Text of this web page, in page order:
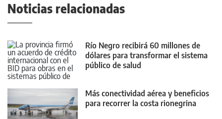
Noticias relacionadas
Río Negro recibirá 60 millones de
dólares para transformar el sistema
público de salud
Más conectividad aérea y beneficios
para recorrer la costa rionegrina